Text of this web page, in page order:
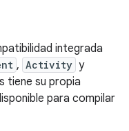
integrada
, Activity y
tiene su propia
para compilar